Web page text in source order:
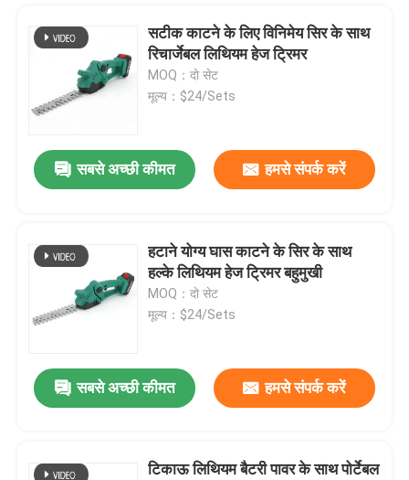
प्रस्तुत
सटीक काटने के लिए विनिमेय सिर के साथ
रिचार्जेबल लिथियम हेज ट्रिमर
MOQ：दो सेट
मूल्य：$24/Sets
सबसे अच्छी कीमत हमसे संपर्क करें
हटाने योग्य घास काटने के सिर के साथ
हल्के लिथियम हेज ट्रिमर बहुमुखी
MOQ：दो सेट
मूल्य：$24/Sets
सबसे अच्छी कीमत हमसे संपर्क करें
टिकाऊ लिथियम बैटरी पावर के साथ पोर्टेबल